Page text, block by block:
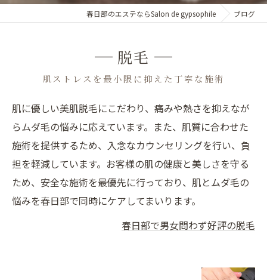
春日部のエステならSalon de gypsophile ブログ
脱毛
肌ストレスを最小限に抑えた丁寧な施術
肌に優しい美肌脱毛にこだわり、痛みや熱さを抑えなが
らムダ毛の悩みに応えています。また、肌質に合わせた
施術を提供するため、入念なカウンセリングを行い、負
担を軽減しています。お客様の肌の健康と美しさを守る
ため、安全な施術を最優先に行っており、肌とムダ毛の
悩みを春日部で同時にケアしてまいります。
春日部で男女問わず好評の脱毛